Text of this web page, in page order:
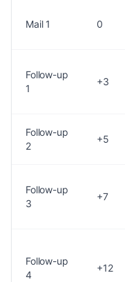
Mail 1 0
Follow-up
1
+3
Follow-up
2
+5
Follow-up
3
+7
Follow-up
4
+12